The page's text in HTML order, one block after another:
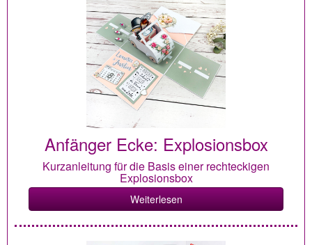
Anfänger Ecke: Explosionsbox
Kurzanleitung für die Basis einer rechteckigen
Explosionsbox
Weiterlesen